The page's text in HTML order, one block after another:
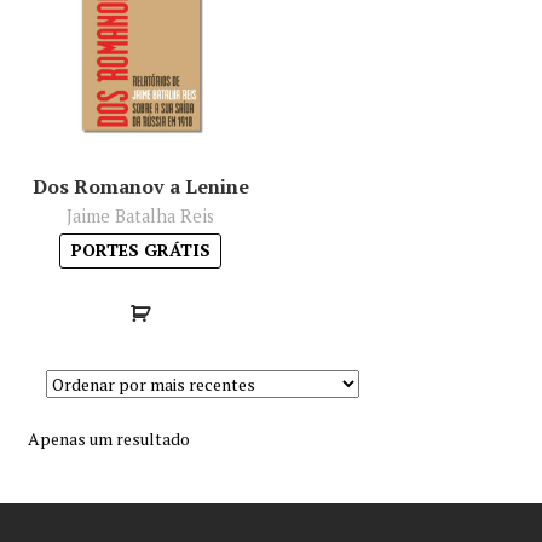
Minha conta
Política de privacidade
Mapa do site
Dos Romanov a Lenine
Jaime Batalha Reis
PORTES GRÁTIS
Apenas um resultado